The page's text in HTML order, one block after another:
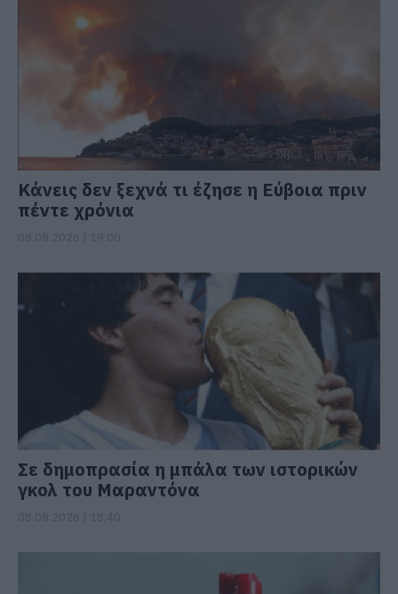
Κάνεις δεν ξεχνά τι έζησε η Εύβοια πριν
πέντε χρόνια
Σε δημοπρασία η μπάλα των ιστορικών
γκολ του Μαραντόνα